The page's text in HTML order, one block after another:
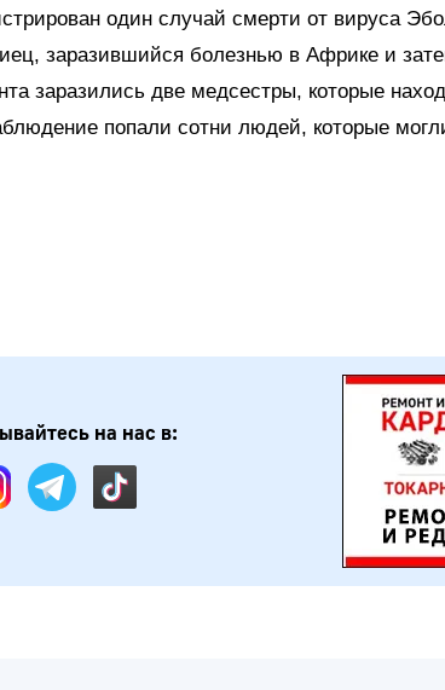
один случай смерти от вируса
заразившийся болезнью в Африке и
заразились две медсестры, которые
попали сотни людей, которые
на нас в: